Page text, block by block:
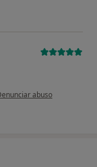
opinião do utilizador
abuso